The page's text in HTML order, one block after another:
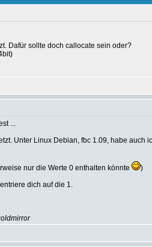
Dafür sollte doch callocate sein oder?
...
Unter Linux Debian, fbc 1.09, habe
nur die Werte 0 enthalten könnte
)
dich auf die 1.